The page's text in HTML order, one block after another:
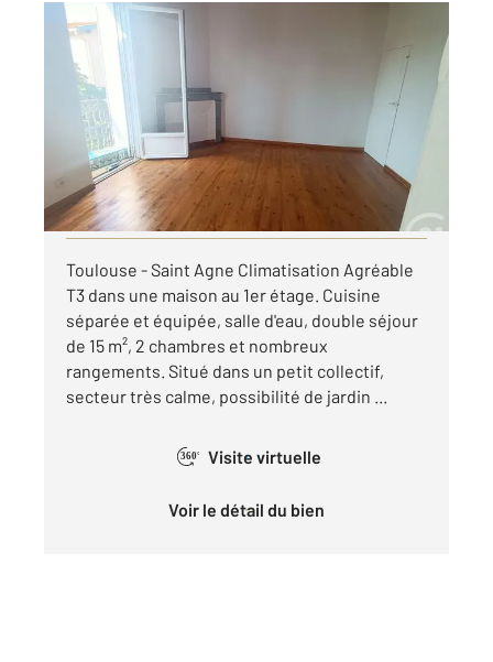
TOULOUSE 31
60,33 m
, 3 pièces
Ref : 27596
Appartement F3 à louer
780 €
par mois charges comprises
Visiter le site dédié
Toulouse - Saint Agne Climatisation Agréable
T3 dans une maison au 1er étage. Cuisine
séparée et équipée, salle d'eau, double séjour
de 15 m², 2 chambres et nombreux
rangements. Situé dans un petit collectif,
secteur très calme, possibilité de jardin ...
360° Visite virtuelle
Voir le détail du bien